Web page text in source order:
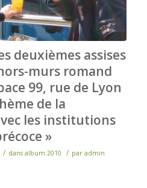
deuxièmes assises
murs romand
99, rue de Lyon
de la
les institutions
»
/ dans album 2010 / par admin